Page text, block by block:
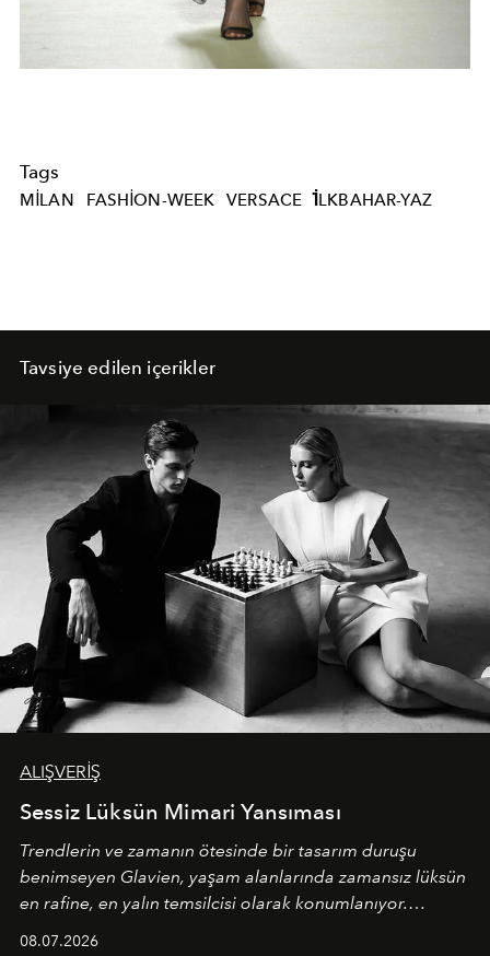
Tags
MILAN FASHION-WEEK VERSACE İLKBAHAR-YAZ
Tavsiye edilen içerikler
ALIŞVERİŞ
Sessiz Lüksün Mimari Yansıması
Trendlerin ve zamanın ötesinde bir tasarım duruşu
benimseyen Glavien, yaşam alanlarında zamansız lüksün
en rafine, en yalın temsilcisi olarak konumlanıyor.
08.07.2026